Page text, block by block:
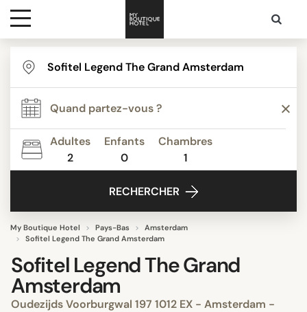
Destinations
Inspiration
Media
Adultes
2
Enfants
0
Chambres
1
RECHERCHER
My Boutique Hotel Pays-Bas
Amsterdam
Sofitel Legend The Grand Amsterdam
Sofitel Legend The Grand
Amsterdam
Oudezijds Voorburgwal 197 1012 EX - Amsterdam -